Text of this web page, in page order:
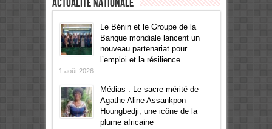
Actualité Nationale
Le Bénin et le Groupe de la
Banque mondiale lancent un
nouveau partenariat pour
l’emploi et la résilience
1 août 2026
Médias : Le sacre mérité de
Agathe Aline Assankpon
Houngbedji, une icône de la
plume africaine